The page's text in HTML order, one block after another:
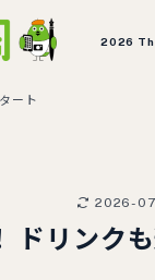
2026
ート
2026-
ドリンク